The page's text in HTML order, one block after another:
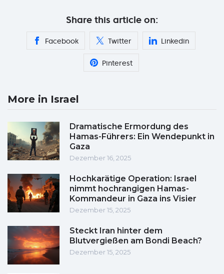
Share this article on:
Facebook Twitter Linkedin
Pinterest
More in Israel
Dramatische Ermordung des
Hamas-Führers: Ein Wendepunkt in
Gaza
Dezember 16, 2025
Hochkarätige Operation: Israel
nimmt hochrangigen Hamas-
Kommandeur in Gaza ins Visier
Dezember 15, 2025
Steckt Iran hinter dem
Blutvergießen am Bondi Beach?
Dezember 15, 2025